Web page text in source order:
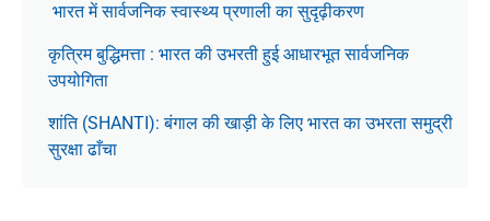
भारत में सार्वजनिक स्वास्थ्य प्रणाली का सुदृढ़ीकरण
कृत्रिम बुद्धिमत्ता : भारत की उभरती हुई आधारभूत सार्वजनिक
उपयोगिता
शांति (SHANTI): बंगाल की खाड़ी के लिए भारत का उभरता समुद्री
सुरक्षा ढाँचा